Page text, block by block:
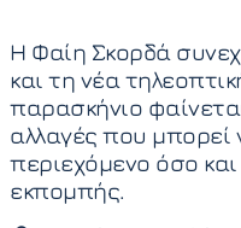
Η Φαίη Σκορδά
και τη νέα
παρασκήνιο
αλλαγές που
περιεχόμενο όσο
εκπομπής.